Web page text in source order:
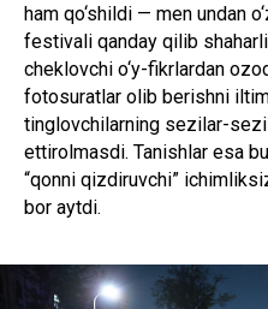
ham qo‘shildi — men undan
festivali qanday qilib
cheklovchi o‘y-fikrlardan
fotosuratlar olib berishni
tinglovchilarning sezilar-
ettirolmasdi. Tanishlar esa
“qonni qizdiruvchi”
bor aytdi.